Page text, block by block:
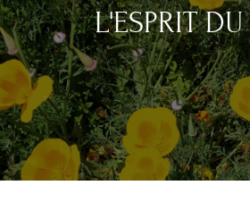
CONTACT
RECHERCHE
L'ESPRIT